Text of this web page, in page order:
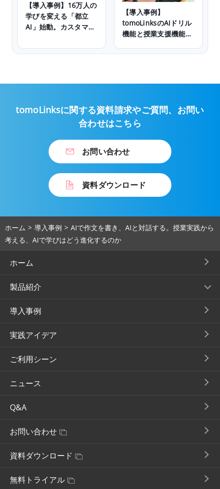
【導入事例】16万人の
学びを変える「都立
AI」始動。カスタマイ
い思考を導く
【導入事例】
tomoLinksのAIドリル
機能と授業支援機能
らしく
tomoLinksに関する資料請求やご質問、 お問い
合わせはこちら
お問い合わせ
資料ダウンロード
ホーム 導入事例
AIで作文を書き、AIと対話する。授業実践から
考える、AIで学びはどう進化するのか
ホーム
製品紹介
導入事例
実践アイデア
ご利用シーン
ニュース
Q&A
お問い合わせ
資料ダウンロード
無料トライアル